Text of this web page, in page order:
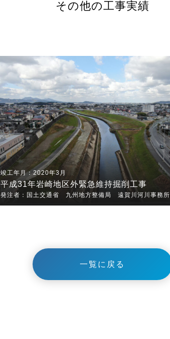
その他の工事実績
2020年3月
平成31年岩崎地区外緊急維持掘削工事
国土交通省 九州地方整備局 遠賀川河川事務所
一覧に戻る